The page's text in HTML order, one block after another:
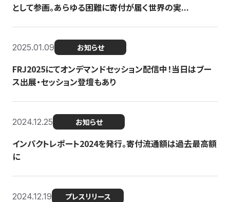
として参画。あらゆる困難に寄付が届く世界の実...
2025.01.09 お知らせ
FRJ2025にてオンデマンドセッション配信中！当日はブー
ス出展・セッション登壇もあり
2024.12.25 お知らせ
インパクトレポート2024を発行。寄付流通額は過去最高額
に
2024.12.19 プレスリリース